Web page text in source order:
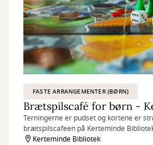
FASTE ARRANGEMENTER (BØRN)
Brætspilscafé for børn -
Terningerne er pudset og kortene er
brætspilscafeen på Kerteminde
Kerteminde Bibliotek